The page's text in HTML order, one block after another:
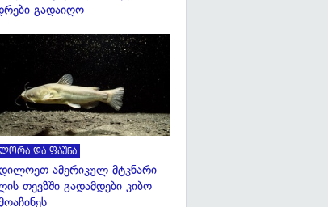
გადაიღო
და ფაუნა
ამერიკულ მტკნარი
თევზში გადამდები კიბო